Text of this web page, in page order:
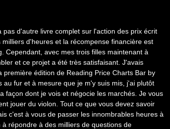
d'autre livre complet sur l'action des prix écrit
d'heures et la récompense financière est
Cependant, avec mes trois filles maintenant à
et ce projet a été très satisfaisant. J'avais
édition de Reading Price Charts Bar by
au fur et à mesure que je m'y suis mis, j'ai plutôt
façon dont je vois et négocie les marchés. Je vous
jouer du violon. Tout ce que vous devez savoir
c'est à vous de passer les innombrables heures à
répondre à des milliers de questions de